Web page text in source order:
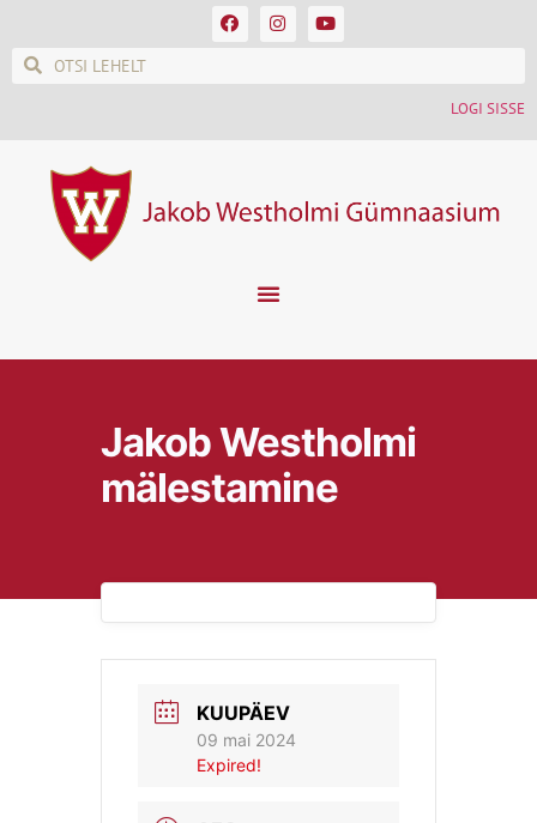
LOGI SISSE
Jakob Westholmi
mälestamine
KUUPÄEV
09 mai 2024
Expired!